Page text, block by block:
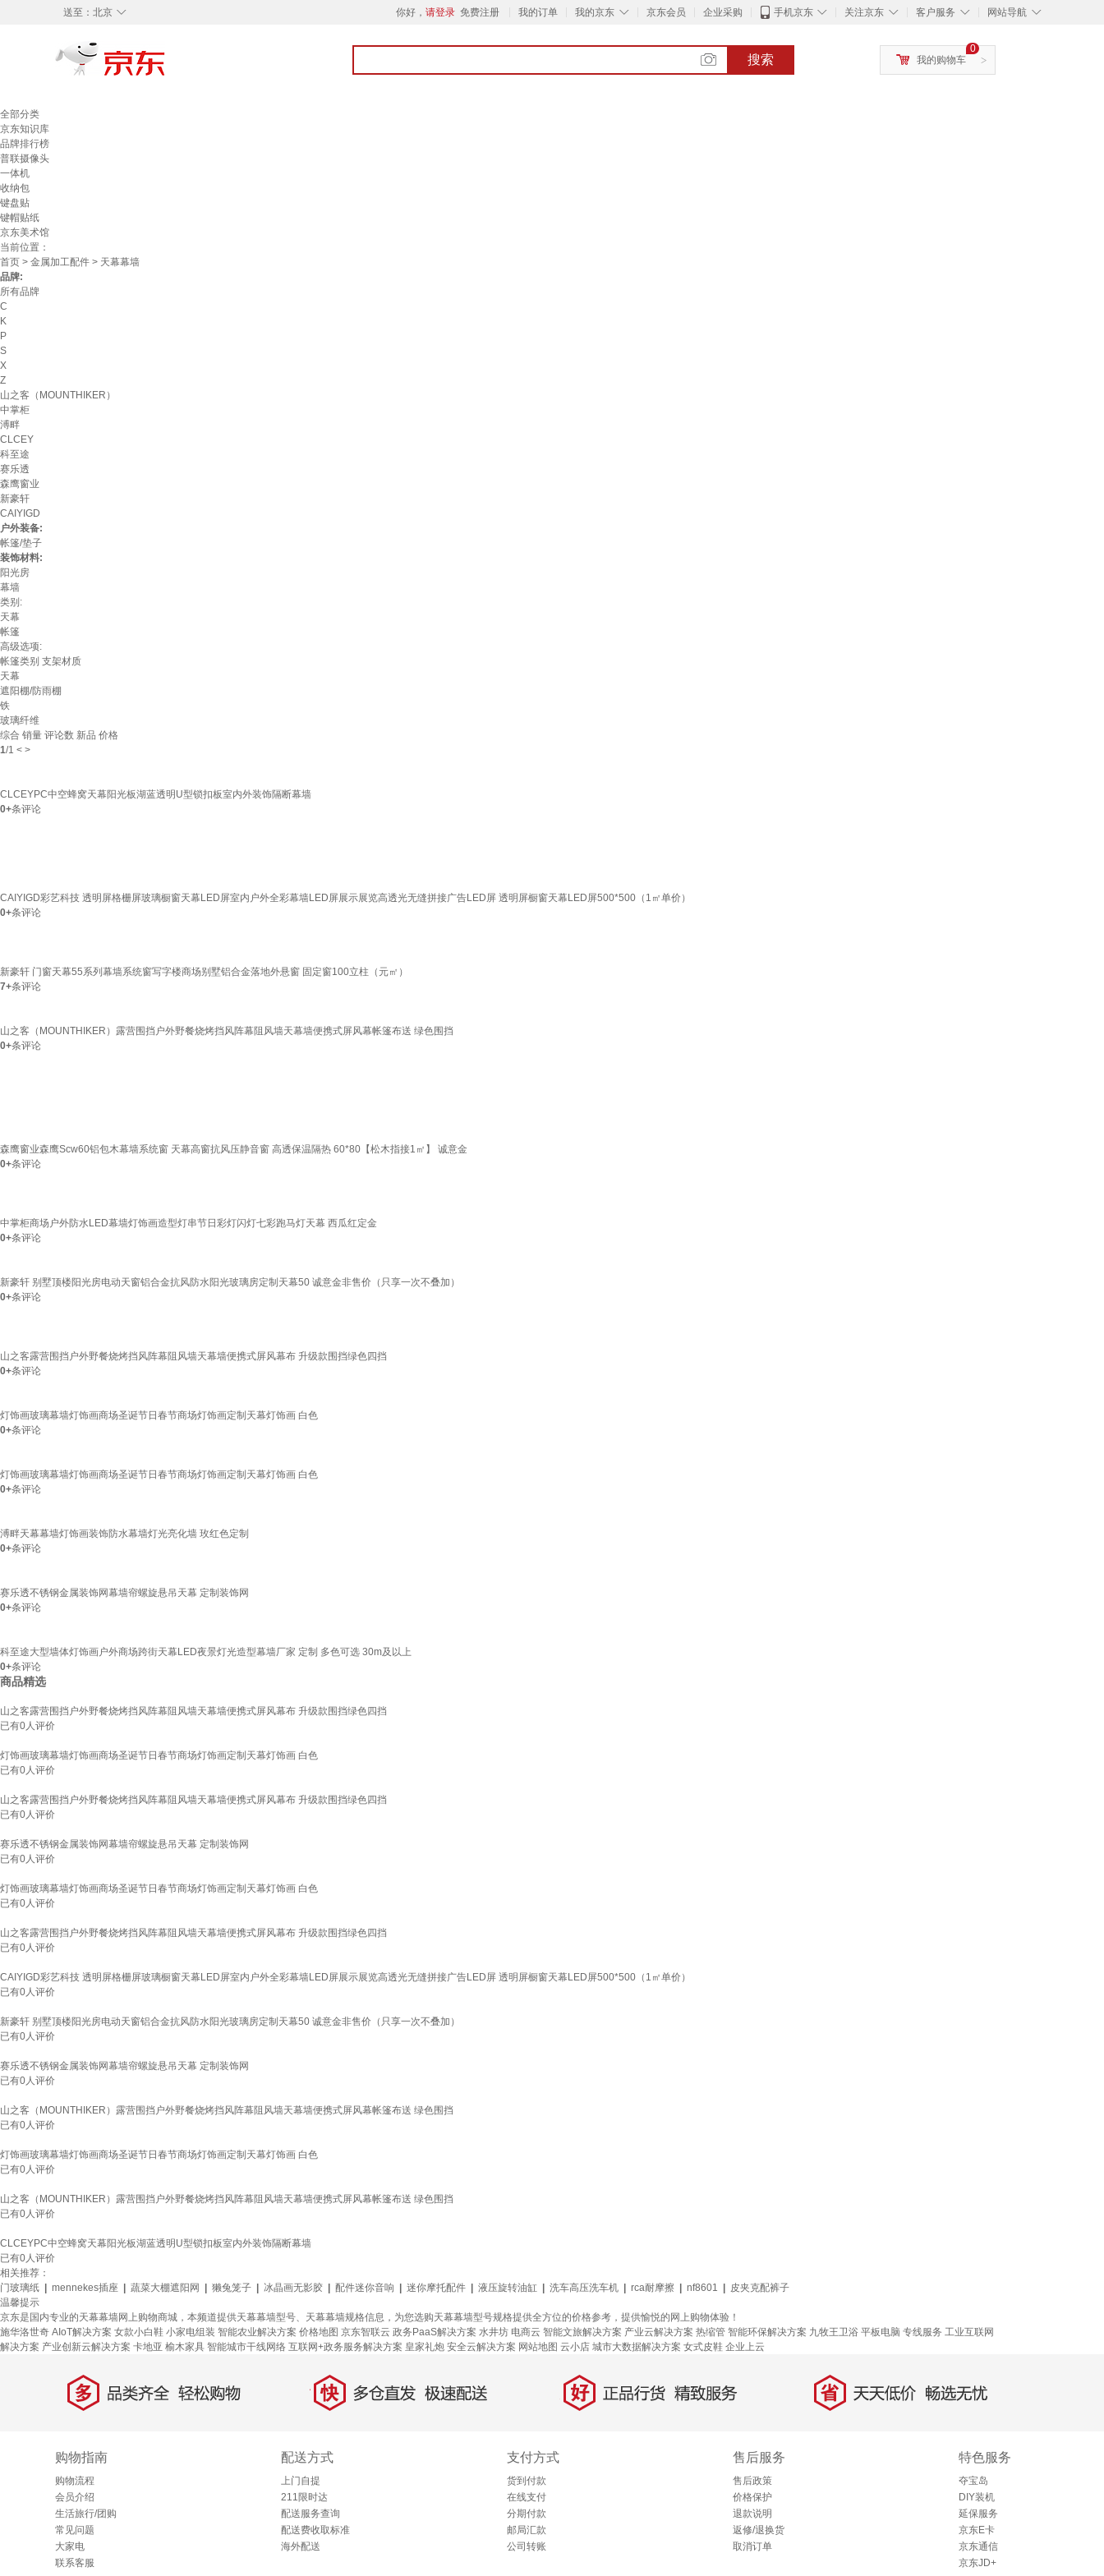
◇
送至： 北京 你好， 请登录 免费注册 我的订单 ◇
我的京东 京东会员 企业采购 ◇
手机京东 ◇
关注京东 ◇
客户服务 ◇
网站导航
搜索 >
0
我的购物车
全部分类
京东知识库
品牌排行榜
普联摄像头
一体机
收纳包
键盘贴
键帽贴纸
京东美术馆
当前位置：
首页 > 金属加工配件 > 天幕幕墙
品牌:
所有品牌
C
K
P
S
X
Z
山之客（MOUNTHIKER）
中掌柜
溥畔
CLCEY
科至途
赛乐透
森鹰窗业
新豪轩
CAIYIGD
户外装备:
帐篷/垫子
装饰材料:
阳光房
幕墙
类别:
天幕
帐篷
高级选项:
帐篷类别 支架材质
天幕
遮阳棚/防雨棚
铁
玻璃纤维
综合 销量 评论数 新品 价格
1/1 < >
CLCEYPC中空蜂窝天幕阳光板湖蓝透明U型锁扣板室内外装饰隔断幕墙
0+条评论
CAIYIGD彩艺科技 透明屏格栅屏玻璃橱窗天幕LED屏室内户外全彩幕墙LED屏展示展览高透光无缝拼接广告LED屏 透明屏橱窗天幕LED屏500*500（1㎡单价）
0+条评论
新豪轩 门窗天幕55系列幕墙系统窗写字楼商场别墅铝合金落地外悬窗 固定窗100立柱（元㎡）
7+条评论
山之客（MOUNTHIKER）露营围挡户外野餐烧烤挡风阵幕阻风墙天幕墙便携式屏风幕帐篷布送 绿色围挡
0+条评论
森鹰窗业森鹰Scw60铝包木幕墙系统窗 天幕高窗抗风压静音窗 高透保温隔热 60*80【松木指接1㎡】 诚意金
0+条评论
中掌柜商场户外防水LED幕墙灯饰画造型灯串节日彩灯闪灯七彩跑马灯天幕 西瓜红定金
0+条评论
新豪轩 别墅顶楼阳光房电动天窗铝合金抗风防水阳光玻璃房定制天幕50 诚意金非售价（只享一次不叠加）
0+条评论
山之客露营围挡户外野餐烧烤挡风阵幕阻风墙天幕墙便携式屏风幕布 升级款围挡绿色四挡
0+条评论
灯饰画玻璃幕墙灯饰画商场圣诞节日春节商场灯饰画定制天幕灯饰画 白色
0+条评论
灯饰画玻璃幕墙灯饰画商场圣诞节日春节商场灯饰画定制天幕灯饰画 白色
0+条评论
溥畔天幕幕墙灯饰画装饰防水幕墙灯光亮化墙 玫红色定制
0+条评论
赛乐透不锈钢金属装饰网幕墙帘螺旋悬吊天幕 定制装饰网
0+条评论
科至途大型墙体灯饰画户外商场跨街天幕LED夜景灯光造型幕墙厂家 定制 多色可选 30m及以上
0+条评论
商品精选
山之客露营围挡户外野餐烧烤挡风阵幕阻风墙天幕墙便携式屏风幕布 升级款围挡绿色四挡
已有0人评价
灯饰画玻璃幕墙灯饰画商场圣诞节日春节商场灯饰画定制天幕灯饰画 白色
已有0人评价
山之客露营围挡户外野餐烧烤挡风阵幕阻风墙天幕墙便携式屏风幕布 升级款围挡绿色四挡
已有0人评价
赛乐透不锈钢金属装饰网幕墙帘螺旋悬吊天幕 定制装饰网
已有0人评价
灯饰画玻璃幕墙灯饰画商场圣诞节日春节商场灯饰画定制天幕灯饰画 白色
已有0人评价
山之客露营围挡户外野餐烧烤挡风阵幕阻风墙天幕墙便携式屏风幕布 升级款围挡绿色四挡
已有0人评价
CAIYIGD彩艺科技 透明屏格栅屏玻璃橱窗天幕LED屏室内户外全彩幕墙LED屏展示展览高透光无缝拼接广告LED屏 透明屏橱窗天幕LED屏500*500（1㎡单价）
已有0人评价
新豪轩 别墅顶楼阳光房电动天窗铝合金抗风防水阳光玻璃房定制天幕50 诚意金非售价（只享一次不叠加）
已有0人评价
赛乐透不锈钢金属装饰网幕墙帘螺旋悬吊天幕 定制装饰网
已有0人评价
山之客（MOUNTHIKER）露营围挡户外野餐烧烤挡风阵幕阻风墙天幕墙便携式屏风幕帐篷布送 绿色围挡
已有0人评价
灯饰画玻璃幕墙灯饰画商场圣诞节日春节商场灯饰画定制天幕灯饰画 白色
已有0人评价
山之客（MOUNTHIKER）露营围挡户外野餐烧烤挡风阵幕阻风墙天幕墙便携式屏风幕帐篷布送 绿色围挡
已有0人评价
CLCEYPC中空蜂窝天幕阳光板湖蓝透明U型锁扣板室内外装饰隔断幕墙
已有0人评价
相关推荐：
门玻璃纸
mennekes插座 蔬菜大棚遮阳网 獭兔笼子 冰晶画无影胶 配件迷你音响 迷你摩托配件 液压旋转油缸 洗车高压洗车机 rca耐摩擦 nf8601
皮夹克配裤子
温馨提示
京东是国内专业的天幕幕墙网上购物商城，本频道提供天幕幕墙型号、天幕幕墙规格信息，为您选购天幕幕墙型号规格提供全方位的价格参考，提供愉悦的网上购物体验！
施华洛世奇 AIoT解决方案 女款小白鞋 小家电组装 智能农业解决方案 价格地图 京东智联云 政务PaaS解决方案 水井坊 电商云 智能文旅解决方案 产业云解决方案 热缩管 智能环保解决方案 九牧王卫浴 平板电脑 专线服务 工业互联网
解决方案 产业创新云解决方案 卡地亚 榆木家具 智能城市干线网络 互联网+政务服务解决方案 皇家礼炮 安全云解决方案 网站地图 云小店 城市大数据解决方案 女式皮鞋 企业上云
多 品类齐全，轻松购物 快 多仓直发，极速配送 好 正品行货，精致服务 省 天天低价，畅选无忧
购物指南
购物流程
会员介绍
生活旅行/团购
常见问题
大家电
联系客服
配送方式
上门自提
211限时达
配送服务查询
配送费收取标准
海外配送
支付方式
货到付款
在线支付
分期付款
邮局汇款
公司转账
售后服务
售后政策
价格保护
退款说明
返修/退换货
取消订单
特色服务
夺宝岛
DIY装机
延保服务
京东E卡
京东通信
京东JD+